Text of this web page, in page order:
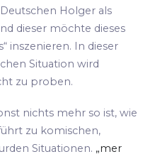
Holger als
dieser möchte dieses
inszenieren. In dieser
Situation wird
zu proben.
nichts mehr so ist, wie
zu komischen,
Situationen. „mer